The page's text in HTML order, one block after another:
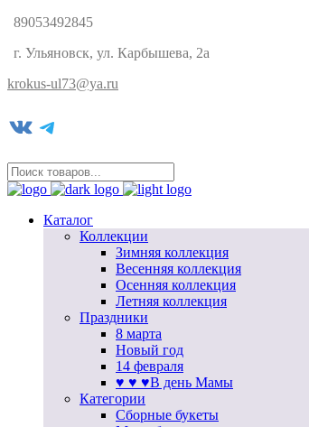
89053492845
г. Ульяновск, ул. Карбышева, 2а
krokus-ul73@ya.ru
VK Telegram
Каталог
Коллекции
Зимняя коллекция
Весенняя коллекция
Осенняя коллекция
Летняя коллекция
Праздники
8 марта
Новый год
14 февраля
♥ ♥ ♥В день Мамы
Категории
Сборные букеты